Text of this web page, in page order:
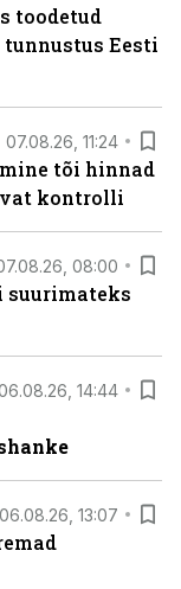
toodetud
Eesti
07.08.26, 11:24
tõi hinnad
kontrolli
08:00
suurimateks
14:44
06.08.26, 13:07